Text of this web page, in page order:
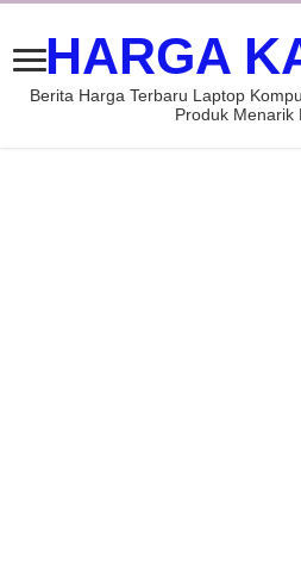
HARGA
Berita Harga Terbaru Laptop
Produk Menarik